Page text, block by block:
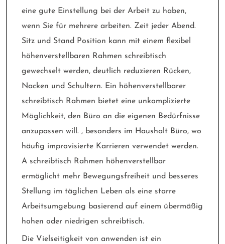
eine gute Einstellung bei der Arbeit zu haben,
wenn Sie für mehrere arbeiten. Zeit jeder Abend.
Sitz und Stand Position kann mit einem flexibel
höhenverstellbaren Rahmen schreibtisch
gewechselt werden, deutlich reduzieren Rücken,
Nacken und Schultern. Ein höhenverstellbarer
schreibtisch Rahmen bietet eine unkomplizierte
Möglichkeit, den Büro an die eigenen Bedürfnisse
anzupassen will. , besonders im Haushalt Büro, wo
häufig improvisierte Karrieren verwendet werden.
A schreibtisch Rahmen höhenverstellbar
ermöglicht mehr Bewegungsfreiheit und besseres
Stellung im täglichen Leben als eine starre
Arbeitsumgebung basierend auf einem übermäßig
hohen oder niedrigen schreibtisch.
Die Vielseitigkeit von anwenden ist ein